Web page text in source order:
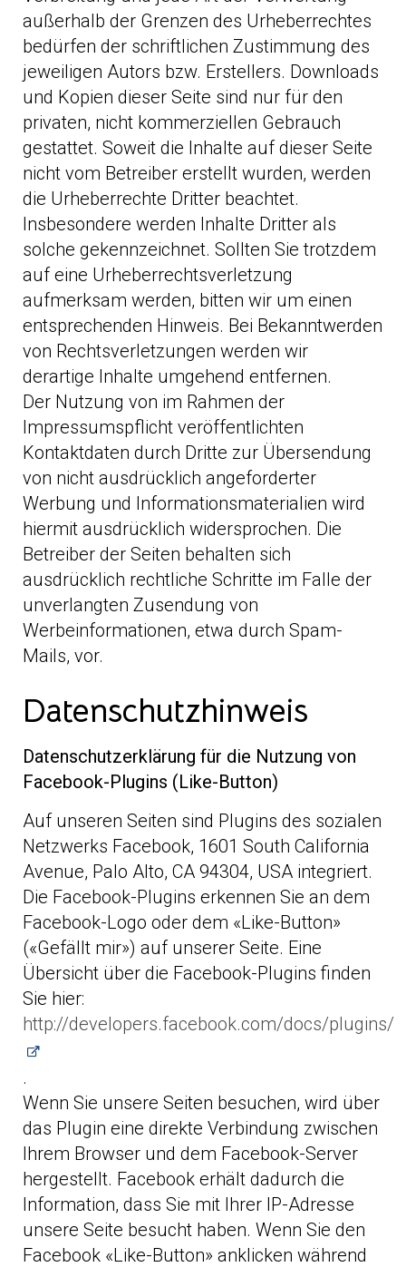
außerhalb der Grenzen des Urheberrechtes
bedürfen der schriftlichen Zustimmung des
jeweiligen Autors bzw. Erstellers. Downloads
und Kopien dieser Seite sind nur für den
privaten, nicht kommerziellen Gebrauch
gestattet. Soweit die Inhalte auf dieser Seite
nicht vom Betreiber erstellt wurden, werden
die Urheberrechte Dritter beachtet.
Insbesondere werden Inhalte Dritter als
solche gekennzeichnet. Sollten Sie trotzdem
auf eine Urheberrechtsverletzung
aufmerksam werden, bitten wir um einen
entsprechenden Hinweis. Bei Bekanntwerden
von Rechtsverletzungen werden wir
derartige Inhalte umgehend entfernen.
Der Nutzung von im Rahmen der
Impressumspflicht veröffentlichten
Kontaktdaten durch Dritte zur Übersendung
von nicht ausdrücklich angeforderter
Werbung und Informationsmaterialien wird
hiermit ausdrücklich widersprochen. Die
Betreiber der Seiten behalten sich
ausdrücklich rechtliche Schritte im Falle der
unverlangten Zusendung von
Werbeinformationen, etwa durch Spam-
Mails, vor.
Datenschutzhinweis
Datenschutzerklärung für die Nutzung von
Facebook-Plugins (Like-Button)
Auf unseren Seiten sind Plugins des sozialen
Netzwerks Facebook, 1601 South California
Avenue, Palo Alto, CA 94304, USA integriert.
Die Facebook-Plugins erkennen Sie an dem
Facebook-Logo oder dem «Like-Button»
(«Gefällt mir») auf unserer Seite. Eine
Übersicht über die Facebook-Plugins finden
Sie hier:
http://developers.facebook.com/docs/plugins/
.
Wenn Sie unsere Seiten besuchen, wird über
das Plugin eine direkte Verbindung zwischen
Ihrem Browser und dem Facebook-Server
hergestellt. Facebook erhält dadurch die
Information, dass Sie mit Ihrer IP-Adresse
unsere Seite besucht haben. Wenn Sie den
Facebook «Like-Button» anklicken während